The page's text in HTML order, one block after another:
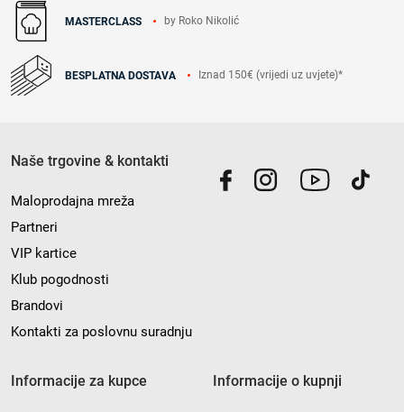
MASTERCLASS by Roko Nikolić
BESPLATNA DOSTAVA Iznad 150€ (vrijedi uz uvjete)*
Naše trgovine & kontakti
Maloprodajna mreža
Partneri
VIP kartice
Klub pogodnosti
Brandovi
Kontakti za poslovnu suradnju
Informacije za kupce Informacije o kupnji